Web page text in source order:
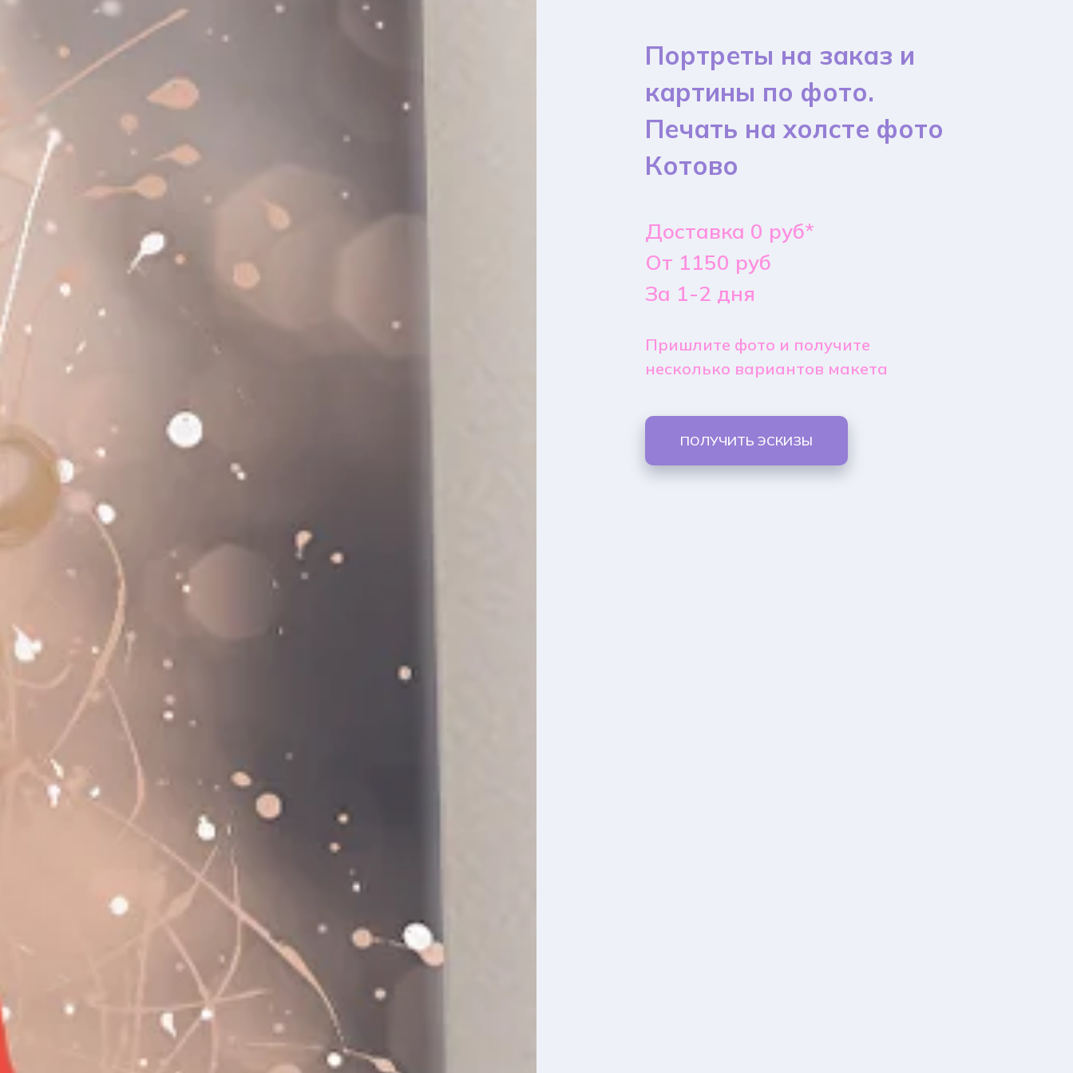
Портреты на заказ и
картины по фото.
Печать на холсте фото
Котово
Доставка 0 руб*
От 1150 руб
За 1-2 дня
Пришлите фото и получите
несколько вариантов макета
ПОЛУЧИТЬ ЭСКИЗЫ